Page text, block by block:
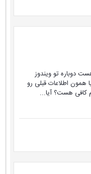
هست دوباره تو ویندوز
اطلاعات قبلی رو